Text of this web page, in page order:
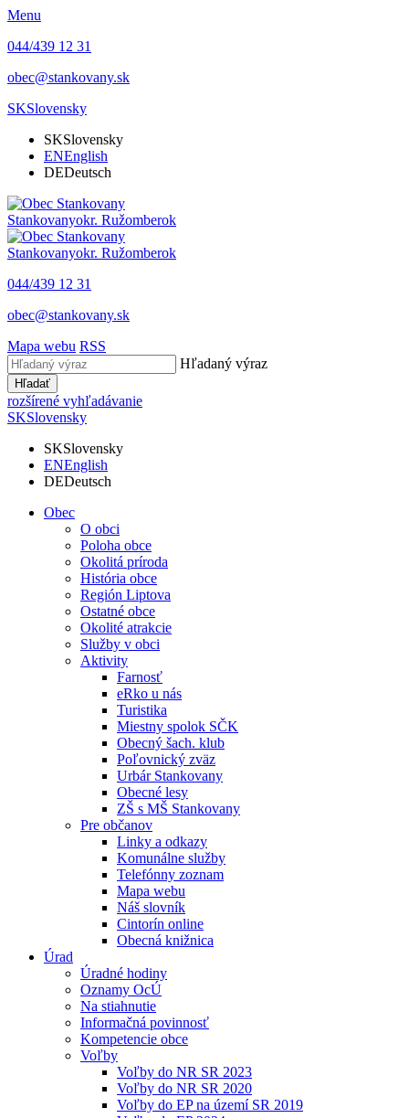
Menu
044/439 12 31
obec@stankovany.sk
SKSlovensky
SKSlovensky
ENEnglish
DEDeutsch
Stankovanyokr. Ružomberok
Stankovanyokr. Ružomberok
044/439 12 31
obec@stankovany.sk
Mapa webu RSS
Hľadaný výraz
Hľadať
rozšírené vyhľadávanie
SKSlovensky
SKSlovensky
ENEnglish
DEDeutsch
Obec
O obci
Poloha obce
Okolitá príroda
História obce
Región Liptova
Ostatné obce
Okolité atrakcie
Služby v obci
Aktivity
Farnosť
eRko u nás
Turistika
Miestny spolok SČK
Obecný šach. klub
Poľovnický zväz
Urbár Stankovany
Obecné lesy
ZŠ s MŠ Stankovany
Pre občanov
Linky a odkazy
Komunálne služby
Telefónny zoznam
Mapa webu
Náš slovník
Cintorín online
Obecná knižnica
Úrad
Úradné hodiny
Oznamy OcÚ
Na stiahnutie
Informačná povinnosť
Kompetencie obce
Voľby
Voľby do NR SR 2023
Voľby do NR SR 2020
Voľby do EP na území SR 2019